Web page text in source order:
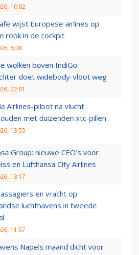
10:02
wijst Europese airlines op
rook in de cockpit
8:00
wolken boven IndiGo:
doet widebody-vloot weg
22:01
Airlines-piloot na vlucht
met duizenden xtc-pillen
13:55
Group: nieuwe CEO’s voor
en Lufthansa City Airlines
13:17
en vracht op
luchthavens in tweede
11:57
Napels maand dicht voor